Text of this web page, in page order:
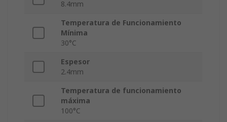
8.4mm
Temperatura de Funcionamiento
Mínima
30°C
Espesor
2.4mm
Temperatura de funcionamiento
máxima
100°C